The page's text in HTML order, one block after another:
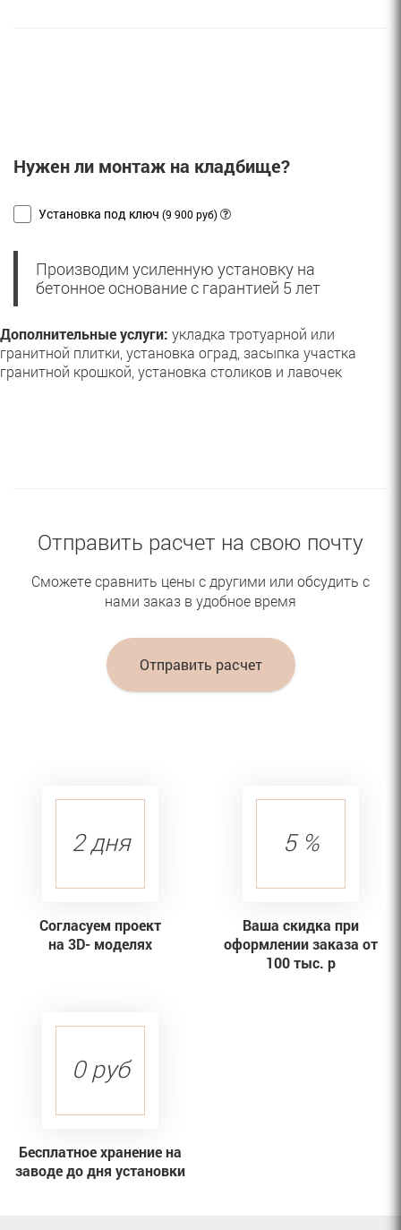
Нужен ли монтаж на кладбище?
Установка под ключ (9 900 руб)
Производим усиленную установку на
бетонное основание с гарантией 5 лет
Дополнительные услуги: укладка тротуарной или
гранитной плитки, установка оград, засыпка участка
гранитной крошкой, установка столиков и лавочек
Отправить расчет на свою почту
Сможете сравнить цены с другими или обсудить с
нами заказ в удобное время
Отправить расчет
2 дня
Согласуем проект
на 3D- моделях
5 %
Ваша скидка при
оформлении заказа от
100 тыс. р
0 руб
Бесплатное хранение на
заводе до дня установки